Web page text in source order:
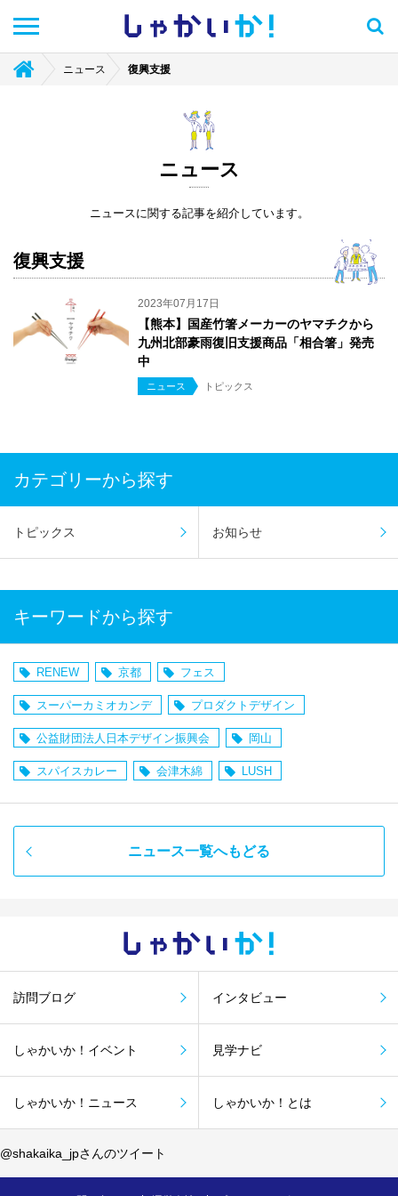
しゃかい か！
ニュース 復興支援
ニュース
ニュースに関する記事を紹介しています。
復興支援
2023年07月17日
【熊本】国産竹箸メーカーのヤマチクから
九州北部豪雨復旧支援商品「相合箸」発売
中
ニュース トピックス
カテゴリーから探す
トピックス お知らせ
キーワードから探す
RENEW 京都 フェス
スーパーカミオカンデ プロダクトデザイン
公益財団法人日本デザイン振興会 岡山
スパイスカレー 会津木綿 LUSH
ニュース一覧へもどる
しゃかい か！
訪問ブログ インタビュー
しゃかいか！イベント 見学ナビ
しゃかいか！ニュース しゃかいか！とは
@shakaika_jpさんのツイート